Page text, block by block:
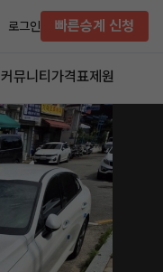
로그인 빠른승계 신청
커뮤니티 가격표제원